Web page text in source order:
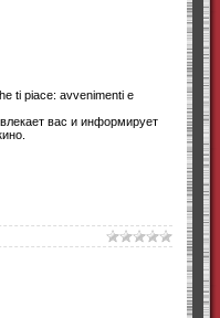
ti piace: avvenimenti e
вас и информирует